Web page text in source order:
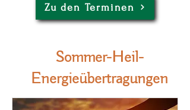
Zu den Terminen
Sommer-Heil-
Energieübertragungen